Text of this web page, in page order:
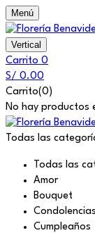
Menú
Vertical
Carrito 0
S/ 0.00
Carrito(0)
No hay productos
Todas las
Todas las
Amor
Bouquet
Condolencias
Cumpleaños